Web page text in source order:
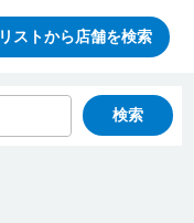
リストから店舗を検索
検索